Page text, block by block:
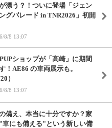
漂う？！ついに登場「ジェン
グパレード in TNR2026」初開
8/8 13:07
ショップが「高崎」に期間
！AE86 の車両展示も。
）
8/8 13:07
備え、本当に十分ですか？家
にも備える"という新しい備